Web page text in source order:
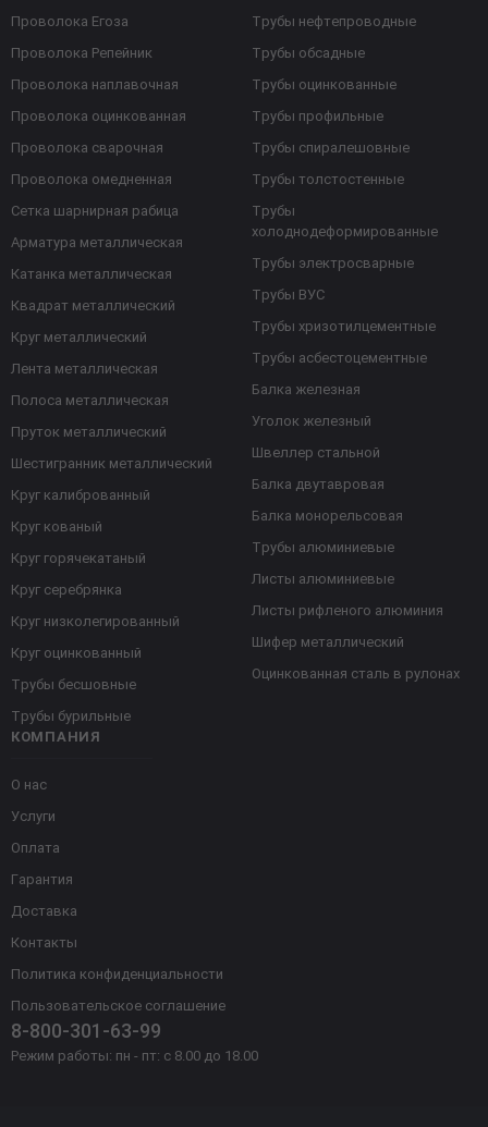
КОМПАНИЯ
О нас
Услуги
Оплата
Гарантия
Доставка
Контакты
Политика конфиденциальности
Пользовательское соглашение
8-800-301-63-99
Режим работы: пн - пт: с 8.00 до 18.00
Проволока Егоза
Проволока Репейник
Проволока наплавочная
Проволока оцинкованная
Проволока сварочная
Проволока омедненная
Сетка шарнирная рабица
Арматура металлическая
Катанка металлическая
Квадрат металлический
Круг металлический
Лента металлическая
Полоса металлическая
Пруток металлический
Шестигранник металлический
Круг калиброванный
Круг кованый
Круг горячекатаный
Круг серебрянка
Круг низколегированный
Круг оцинкованный
Трубы бесшовные
Трубы бурильные
Трубы нефтепроводные
Трубы обсадные
Трубы оцинкованные
Трубы профильные
Трубы спиралешовные
Трубы толстостенные
Трубы
холоднодеформированные
Трубы электросварные
Трубы ВУС
Трубы хризотилцементные
Трубы асбестоцементные
Балка железная
Уголок железный
Швеллер стальной
Балка двутавровая
Балка монорельсовая
Трубы алюминиевые
Листы алюминиевые
Листы рифленого алюминия
Шифер металлический
Оцинкованная сталь в рулонах